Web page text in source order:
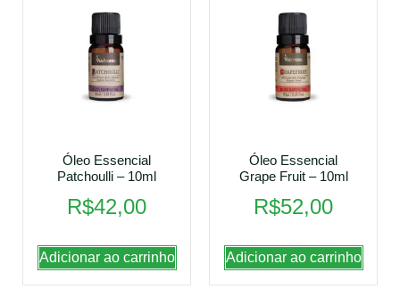
Óleo Essencial
Patchoulli – 10ml
R$42,00
Adicionar ao carrinho
Óleo Essencial
Grape Fruit – 10ml
R$52,00
Adicionar ao carrinho